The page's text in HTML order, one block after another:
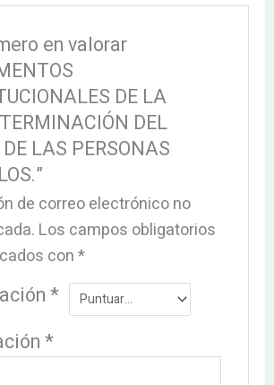
en valorar
DE LA
DEL
LAS PERSONAS
de correo electrónico no
Los campos obligatorios
con*
*
*